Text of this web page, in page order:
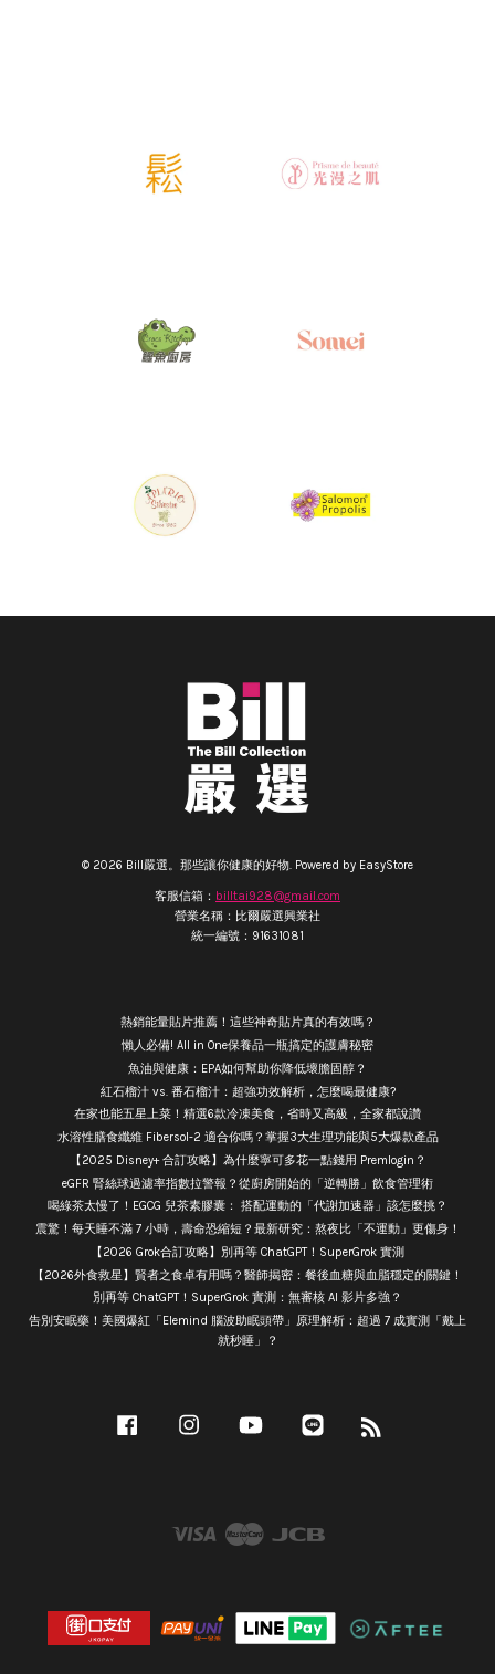
© 2026 Bill嚴選。那些讓你健康的好物. Powered by EasyStore
客服信箱： billtai928@gmail.com
營業名稱：比爾嚴選興業社
統一編號：91631081
熱銷能量貼片推薦！這些神奇貼片真的有效嗎？
懶人必備! All in One保養品一瓶搞定的護膚秘密
魚油與健康：EPA如何幫助你降低壞膽固醇？
紅石榴汁 vs. 番石榴汁：超強功效解析，怎麼喝最健康?
在家也能五星上菜！精選6款冷凍美食，省時又高級，全家都說讚
水溶性膳食纖維 Fibersol-2 適合你嗎？掌握3大生理功能與5大爆款產品
【2025 Disney+ 合訂攻略】為什麼寧可多花一點錢用 Premlogin？
eGFR 腎絲球過濾率指數拉警報？從廚房開始的「逆轉勝」飲食管理術
喝綠茶太慢了！EGCG 兒茶素膠囊： 搭配運動的「代謝加速器」該怎麼挑？
震驚！每天睡不滿 7 小時，壽命恐縮短？最新研究：熬夜比「不運動」更傷身！
【2026 Grok合訂攻略】別再等 ChatGPT！SuperGrok 實測
【2026外食救星】賢者之食卓有用嗎？醫師揭密：餐後血糖與血脂穩定的關鍵！
別再等 ChatGPT！SuperGrok 實測：無審核 AI 影片多強？
告別安眠藥！美國爆紅「Elemind 腦波助眠頭帶」原理解析：超過 7 成實測「戴上
就秒睡」？
Facebook Instagram YouTube
Visa Master